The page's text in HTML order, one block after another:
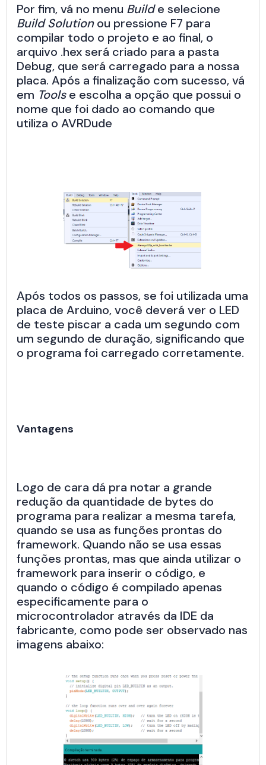
Por fim, vá no menu Builde selecione
Build Solutionou pressione F7 para
compilar todo o projeto e ao final, o
arquivo .hex será criado para a pasta
Debug, que será carregado para a nossa
placa. Após a finalização com sucesso, vá
em Toolse escolha a opção que possui o
nome que foi dado ao comando que
utiliza o AVRDude
Após todos os passos, se foi utilizada uma
placa de Arduino, você deverá ver o LED
de teste piscar a cada um segundo com
um segundo de duração, significando que
o programa foi carregado corretamente.
Vantagens
Logo de cara dá pra notar a grande
redução da quantidade de bytes do
programa para realizar a mesma tarefa,
quando se usa as funções prontas do
framework. Quando não se usa essas
funções prontas, mas que ainda utilizar o
framework para inserir o código, e
quando o código é compilado apenas
especificamente para o
microcontrolador através da IDE da
fabricante, como pode ser observado nas
imagens abaixo: